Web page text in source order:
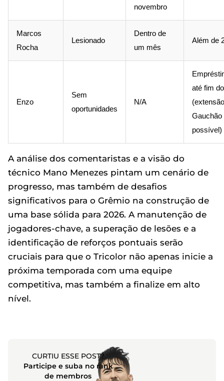
novembro
Marcos
Rocha
Lesionado
Dentro de
um mês
Além de
Enzo
Sem
oportunidades
N/A
até fim
Gauchão
possível)
A análise dos comentaristas e a visão do
técnico Mano Menezes pintam um cenário de
progresso, mas também de desafios
significativos para o Grêmio na construção de
uma base sólida para 2026. A manutenção de
jogadores-chave, a superação de lesões e a
identificação de reforços pontuais serão
cruciais para que o Tricolor não apenas inicie a
próxima temporada com uma equipe
competitiva, mas também a finalize em alto
nível.
CURTIU ESSE POST?
Participe e suba no rank
de membros